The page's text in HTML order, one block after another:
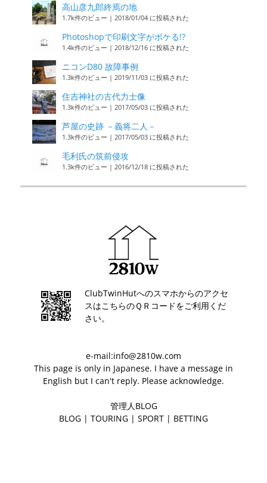
高山彦九郎終焉の地
1.7k件のビュー | 2018/01/04 に投稿された
Photoshopで印刷文字がボケる!?
1.4k件のビュー | 2018/12/16 に投稿された
ニコンD80 故障事例
1.3k件のビュー | 2019/11/03 に投稿された
住吉神社の古代力士像
1.3k件のビュー | 2017/05/03 に投稿された
芦屋の史跡 －義将二人－
1.3k件のビュー | 2017/05/03 に投稿された
毛利氏の筑前侵攻
1.3k件のビュー | 2016/12/18 に投稿された
ClubTwinHutへのスマホからのアクセ
スはこちらのＱＲコードをご利用くだ
さい。
e-mail:info@2810w.com
This page is only in Japanese. I have a message in
English but I can't reply. Please acknowledge.
管理人BLOG
BLOG | TOURING | SPORT | BETTING